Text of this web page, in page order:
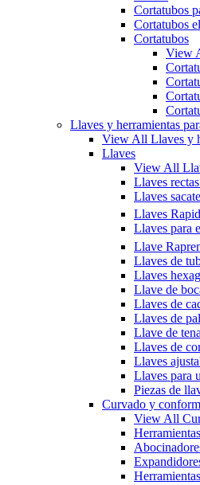
Cortatubos
Cortatubos
Cortatubos
View
Llaves y herramientas
View All Llaves y
Llaves
View All
Llaves
Llaves
Llaves
Llaves para
Llave
Llaves de
Llaves
Llave de
Llaves de
Llaves de
Llave de
Llaves de
Llaves
Llaves para
Piezas de
Curvado y
View All